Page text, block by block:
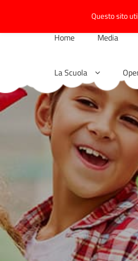
content
Home Media
La Scuola
Questo sito